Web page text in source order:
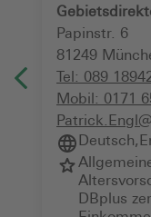
Papinstr. 6
81249
Tel: 089
Mobil: 0171
Deutsch,
DBplus